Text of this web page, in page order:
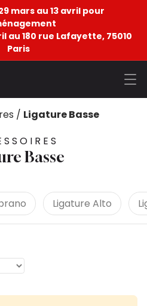
mars au 13 avril pour
au 180 rue Lafayette, 75010
Paris
/ Ligature Basse
Basse
Ligature Alto